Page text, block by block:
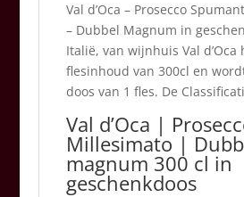
Val d’Oca – Prosecco
– Dubbel Magnum in
Italië, van wijnhuis Val d’Oca
flesinhoud van 300cl en
doos van 1 fles. De
Val d’Oca |
Millesimato |
magnum 300 cl in
geschenkdoos